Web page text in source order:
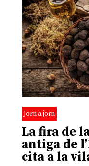
Jorn a jorn
La fira de
antiga de
cita a la